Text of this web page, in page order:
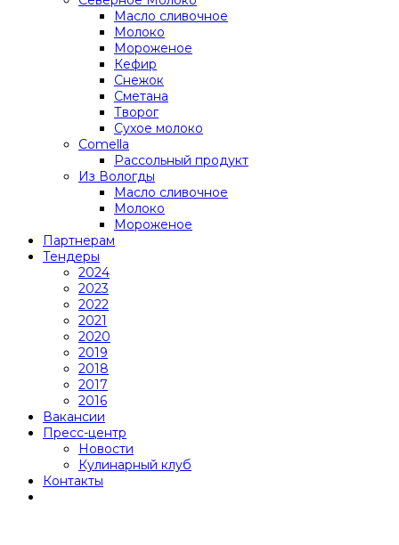
Масло сливочное
Молоко
Мороженое
Кефир
Снежок
Сметана
Творог
Сухое молоко
Comеlla
Рассольный продукт
Из Вологды
Масло сливочное
Молоко
Мороженое
Партнерам
Тендеры
2024
2023
2022
2021
2020
2019
2018
2017
2016
Вакансии
Пресс-центр
Новости
Кулинарный клуб
Контакты